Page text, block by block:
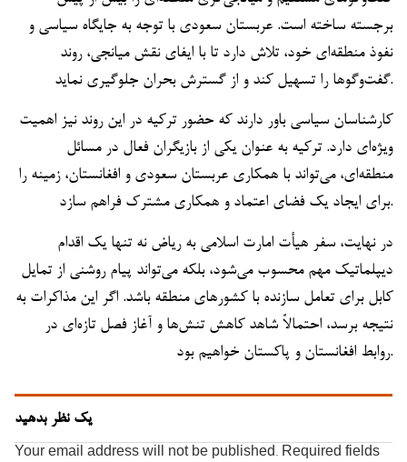
برجسته ساخته است. عربستان سعودی با توجه به جایگاه سیاسی و
نفوذ منطقه‌ای خود، تلاش دارد تا با ایفای نقش میانجی، روند
گفت‌وگوها را تسهیل کند و از گسترش بحران جلوگیری نماید.
کارشناسان سیاسی باور دارند که حضور ترکیه در این روند نیز اهمیت
ویژه‌ای دارد. ترکیه به عنوان یکی از بازیگران فعال در مسائل
منطقه‌ای، می‌تواند با همکاری عربستان سعودی و افغانستان، زمینه را
برای ایجاد یک فضای اعتماد و همکاری مشترک فراهم سازد.
در نهایت، سفر هیأت امارت اسلامی به ریاض نه تنها یک اقدام
دیپلماتیک مهم محسوب می‌شود، بلکه می‌تواند پیام روشنی از تمایل
کابل برای تعامل سازنده با کشورهای منطقه باشد. اگر این مذاکرات به
نتیجه برسد، احتمالاً شاهد کاهش تنش‌ها و آغاز فصل تازه‌ای در
روابط افغانستان و پاکستان خواهیم بود.
یک نظر بدهید
Your email address will not be published. Required fields